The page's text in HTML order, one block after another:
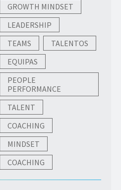
GROWTH MINDSET
LEADERSHIP
TEAMS
TALENTOS
EQUIPAS
PEOPLE
PERFORMANCE
TALENT
COACHING
MINDSET
COACHING